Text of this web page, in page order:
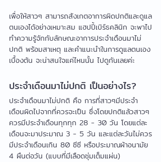
เพื่อให้สาวๆ สามารถสังเกตอาการผิดปกติและดูแล
ตนเองได้อย่างเหมาะสม แฮปปี้เบิร์ธคลินิก จะพาไป
ทำความรู้จักกับลักษณะอาการประจำเดือนมาไม่
ปกติ พร้อมสาเหตุ และคำแนะนำในการดูแลตนเอง
เบื้องต้น จะน่าสนใจแค่ไหนนั้น ไปดูกันเลยค่ะ
ประจำเดือนมาไม่ปกติ เป็นอย่างไร?
ประจำเดือนมาไม่ปกติ คือ การที่สาวๆมีประจำ
เดือนผิดไปจากที่ควรจะเป็น ซึ่งโดยปกติแล้วสาวๆ
ควรมีประจำเดือนทุกทุก 28 - 30 วัน โดยแต่ละ
เดือนจะมาประมาณ 3 - 5 วัน และแต่ละวันไม่ควร
มีประจำเดือนเกิน 80 ซีซี หรือประมาณผ้าอนามัย
4 ผืนต่อวัน (แบบที่มีเลือดชุ่มเต็มแผ่น)